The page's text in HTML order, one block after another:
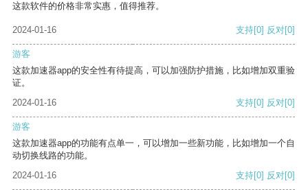
这款软件的价格非常实惠，值得推荐。
2024-01-16 支持[0] 反对[0]
游客
这款加速器app的安全性有待提高，可以加强防护措施，比如增加双重验
证。
2024-01-16
支持[0] 反对[0]
游客
这款加速器app的功能有点单一，可以增加一些新功能，比如增加一个自
动切换线路的功能。
2024-01-16
支持[0] 反对[0]